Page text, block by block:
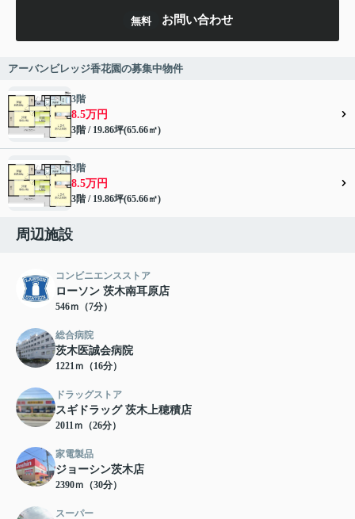
無料 お問い合わせ
アーバンビレッジ香花園の募集中物件
3階
8.5万円
3階 / 19.86坪(65.66㎡)
3階
8.5万円
3階 / 19.86坪(65.66㎡)
周辺施設
コンビニエンスストア
ローソン 茨木南耳原店
546ｍ（7分）
総合病院
茨木医誠会病院
1221ｍ（16分）
ドラッグストア
スギドラッグ 茨木上穂積店
2011ｍ（26分）
家電製品
ジョーシン茨木店
2390ｍ（30分）
スーパー